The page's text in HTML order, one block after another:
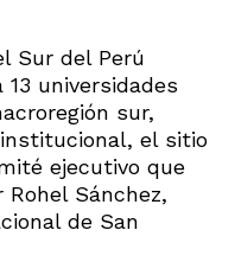
Sur del Perú
universidades
sur,
el sitio
ejecutivo que
Sánchez,
de San